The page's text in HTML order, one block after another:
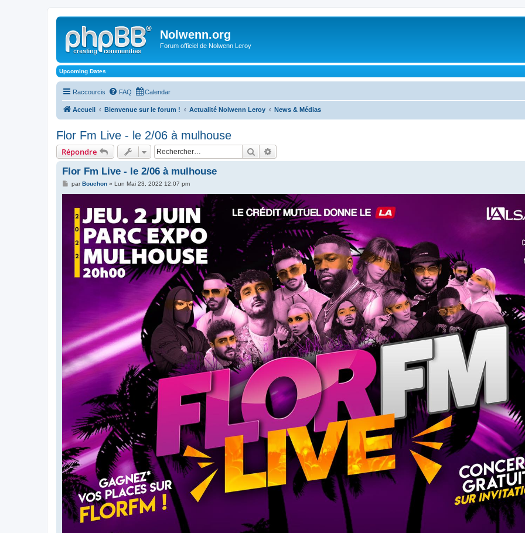
Nolwenn.org
Forum officiel de Nolwenn Leroy
Upcoming Dates
Raccourcis FAQ Calendar
Accueil Bienvenue sur le forum ! Actualité Nolwenn Leroy News & Médias
Flor Fm Live - le 2/06 à mulhouse
Répondre Rechercher
Flor Fm Live - le 2/06 à mulhouse
MparBouchon» Lun Mai 23, 2022 12:07 pm